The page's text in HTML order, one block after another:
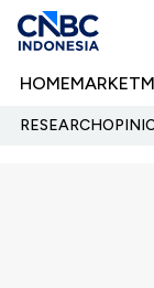
HOMEMARKET
RESEARCH